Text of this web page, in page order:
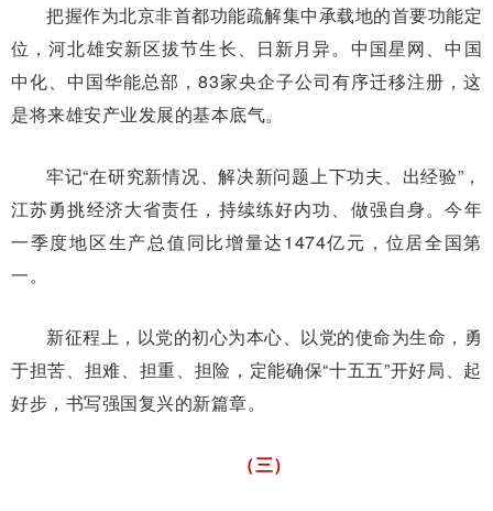
把握作为北京非首都功能疏解集中承载地的首要功能定
位，河北雄安新区拔节生长、日新月异。中国星网、中国
中化、中国华能总部，83家央企子公司有序迁移注册，这
是将来雄安产业发展的基本底气。
牢记“在研究新情况、解决新问题上下功夫、出经验”，
江苏勇挑经济大省责任，持续练好内功、做强自身。今年
一季度地区生产总值同比增量达1474亿元，位居全国第
一。
新征程上，以党的初心为本心、以党的使命为生命，勇
于担苦、担难、担重、担险，定能确保“十五五”开好局、起
好步，书写强国复兴的新篇章。
（三）